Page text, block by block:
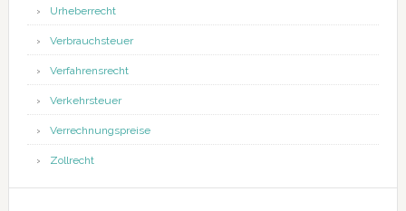
Urheberrecht
Verbrauchsteuer
Verfahrensrecht
Verkehrsteuer
Verrechnungspreise
Zollrecht